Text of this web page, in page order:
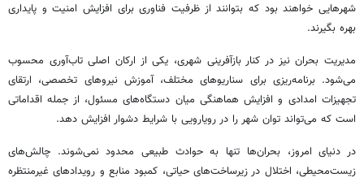
شهرهایی خواهند بود که بتوانند از ظرفیت فناوری برای افزایش امنیت و پایداری
بهره بگیرند.
مدیریت بحران نیز در کنار بازآفرینی شهری، یکی از ارکان اصلی تاب‌آوری محسوب
می‌شود. برنامه‌ریزی برای سناریوهای مختلف، آموزش نیروهای تخصصی، ارتقای
تجهیزات امدادی و افزایش هماهنگی میان دستگاه‌های مسئول، از جمله اقداماتی
است که می‌تواند توان شهر را در رویارویی با شرایط دشوار افزایش دهد.
در دنیای امروز، بحران‌ها تنها به حوادث طبیعی محدود نمی‌شوند. چالش‌های
زیست‌محیطی، اختلال در زیرساخت‌های حیاتی، کمبود منابع و رویدادهای غیرمنتظره